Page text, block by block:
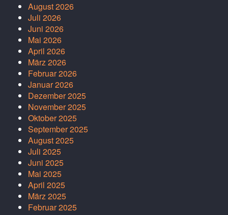
August 2026
Juli 2026
Juni 2026
Mai 2026
April 2026
März 2026
Februar 2026
Januar 2026
Dezember 2025
November 2025
Oktober 2025
September 2025
August 2025
Juli 2025
Juni 2025
Mai 2025
April 2025
März 2025
Februar 2025